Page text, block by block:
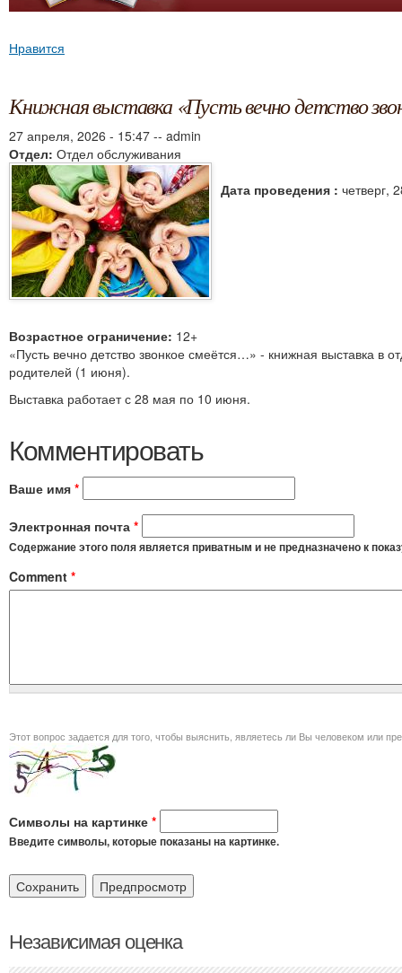
Нравится
Книжная выставка «Пусть вечно детство
27 апреля, 2026 - 15:47 -- admin
Отдел: Отдел обслуживания
Дата проведения : четверг,
Возрастное ограничение: 12+
«Пусть вечно детство звонкое смеётся…» - книжная выставка
родителей (1 июня).
Выставка работает с 28 мая по 10 июня.
Комментировать
Ваше имя *
Электронная почта *
Содержание этого поля является приватным и не предназначено к
Comment *
Этот вопрос задается для того,
Символы на картинке *
Введите символы, которые показаны на картинке.
Независимая оценка